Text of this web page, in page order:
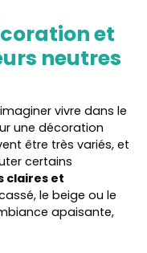
et
neutres
vivre dans le
une décoration
être très variés, et
certains
claires et
le beige ou le
apaisante,